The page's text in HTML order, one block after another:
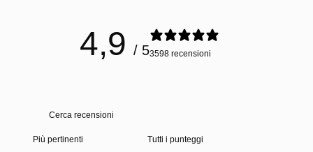
4,9 / 53598 recensioni